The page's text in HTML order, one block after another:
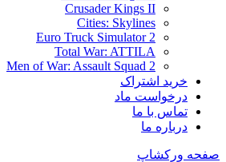
Crusader Kings II
Cities: Skylines
Euro Truck Simulator 2
Total War: ATTILA
Men of War: Assault Squad 2
خرید اشتراک
درخواست ماد
تماس با ما
درباره ما
صفحه ورکشاپ